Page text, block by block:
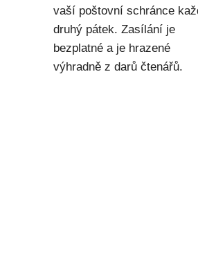
vaší poštovní schránce
druhý pátek. Zasílání je
bezplatné a je hrazené
výhradně z darů čtenářů.